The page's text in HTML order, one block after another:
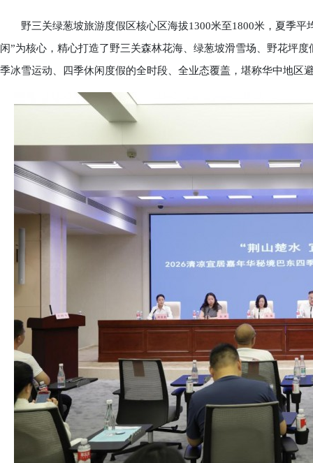
野三关绿葱坡旅游度假区核心区海拔1300米至1800米，夏季平
闲”为核心，精心打造了野三关森林花海、绿葱坡滑雪场、野花坪
季冰雪运动、四季休闲度假的全时段、全业态覆盖，堪称华中地区